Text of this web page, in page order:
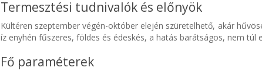
Termesztési tudnivalók és előnyök
Kültéren szeptember végén-október elején szüretelhető, akár
íz enyhén fűszeres, földes és édeskés, a hatás barátságos, nem túl
Fő paraméterek